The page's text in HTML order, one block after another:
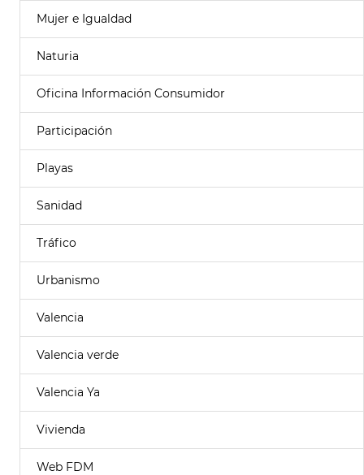
Mujer e Igualdad
Naturia
Oficina Información Consumidor
Participación
Playas
Sanidad
Tráfico
Urbanismo
Valencia
Valencia verde
Valencia Ya
Vivienda
Web FDM